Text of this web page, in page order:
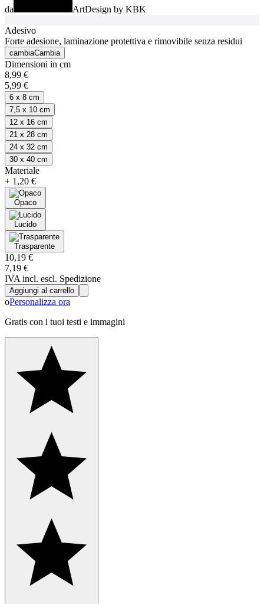
da ArtDesign by KBK
Adesivo
Forte adesione, laminazione protettiva e rimovibile senza residui
cambiaCambia
Dimensioni in cm
8,99 €
5,99 €
6 x 8 cm
7,5 x 10 cm
12 x 16 cm
21 x 28 cm
24 x 32 cm
30 x 40 cm
Materiale
+ 1,20 €
Opaco
Lucido
Trasparente
10,19 €
7,19 €
IVA incl. escl. Spedizione
Aggiungi al carrello
oPersonalizza ora
Gratis con i tuoi testi e immagini